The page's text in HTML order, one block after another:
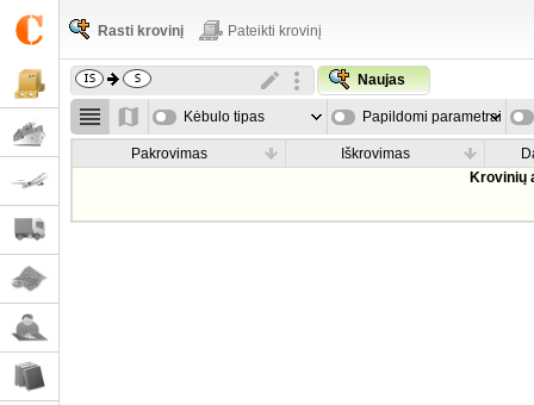
Rasti krovinį Pateikti krovinį
Naujas
Kėbulo tipas Papildomi parametrai
Pakrovimas Iškrovimas
Krovinių